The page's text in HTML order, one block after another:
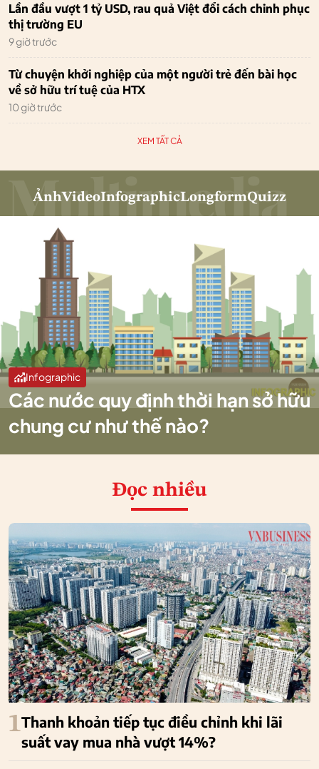
Lần đầu vượt 1 tỷ USD, rau quả Việt đổi cách chinh phục
thị trường EU
9 giờ trước
Từ chuyện khởi nghiệp của một người trẻ đến bài học
về sở hữu trí tuệ của HTX
10 giờ trước
XEM TẤT CẢ
ẢnhVideoInfographicLongformQuizz
Infographic
Các nước quy định thời hạn sở hữu
chung cư như thế nào?
Đọc nhiều
1Thanh khoản tiếp tục điều chỉnh khi lãi
suất vay mua nhà vượt 14%?